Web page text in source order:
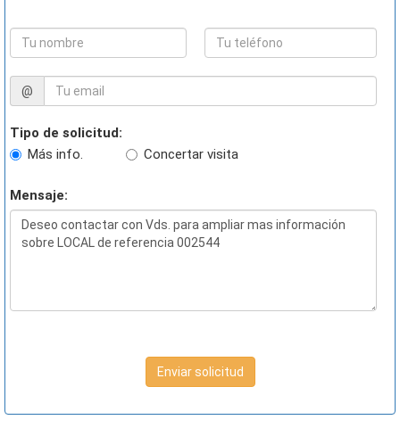
@
Tipo de solicitud:
Más info.
Concertar visita
Mensaje:
Enviar solicitud